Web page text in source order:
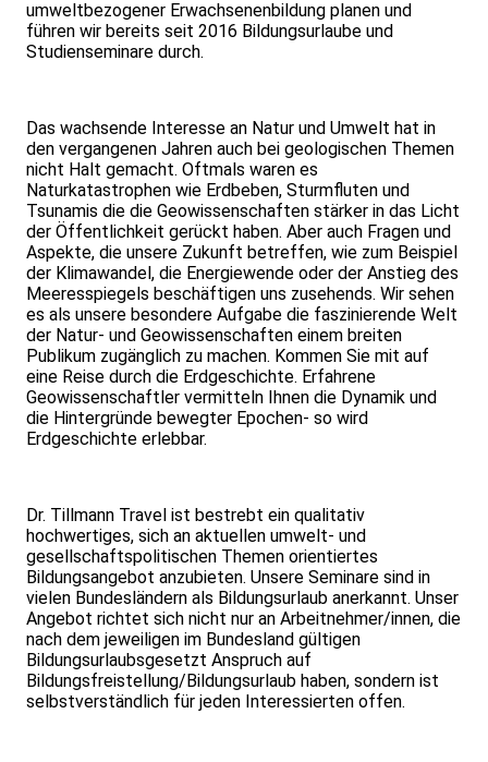
umweltbezogener Erwachsenenbildung planen und
führen wir bereits seit 2016 Bildungsurlaube und
Studienseminare durch.
Das wachsende Interesse an Natur und Umwelt hat in
den vergangenen Jahren auch bei geologischen Themen
nicht Halt gemacht. Oftmals waren es
Naturkatastrophen wie Erdbeben, Sturmfluten und
Tsunamis die die Geowissenschaften stärker in das Licht
der Öffentlichkeit gerückt haben. Aber auch Fragen und
Aspekte, die unsere Zukunft betreffen, wie zum Beispiel
der Klimawandel, die Energiewende oder der Anstieg des
Meeresspiegels beschäftigen uns zusehends. Wir sehen
es als unsere besondere Aufgabe die faszinierende Welt
der Natur- und Geowissenschaften einem breiten
Publikum zugänglich zu machen. Kommen Sie mit auf
eine Reise durch die Erdgeschichte. Erfahrene
Geowissenschaftler vermitteln Ihnen die Dynamik und
die Hintergründe bewegter Epochen- so wird
Erdgeschichte erlebbar.
Dr. Tillmann Travel ist bestrebt ein qualitativ
hochwertiges, sich an aktuellen umwelt- und
gesellschaftspolitischen Themen orientiertes
Bildungsangebot anzubieten. Unsere Seminare sind in
vielen Bundesländern als Bildungsurlaub anerkannt. Unser
Angebot richtet sich nicht nur an Arbeitnehmer/innen, die
nach dem jeweiligen im Bundesland gültigen
Bildungsurlaubsgesetzt Anspruch auf
Bildungsfreistellung/Bildungsurlaub haben, sondern ist
selbstverständlich für jeden Interessierten offen.